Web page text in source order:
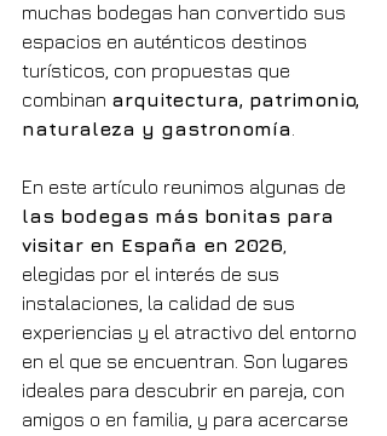
muchas bodegas han convertido sus
espacios en auténticos destinos
turísticos, con propuestas que
combinan arquitectura, patrimonio,
naturaleza y gastronomía
En este artículo reunimos algunas de
las bodegas más bonitas para
visitar en España en 2026
elegidas por el interés de sus
instalaciones, la calidad de sus
experiencias y el atractivo del entorno
en el que se encuentran. Son lugares
ideales para descubrir en pareja, con
amigos o en familia, y para acercarse